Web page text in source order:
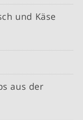
und Käse
aus der